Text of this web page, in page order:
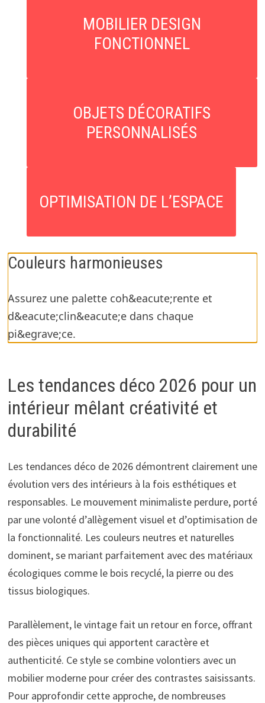
MOBILIER DESIGN
FONCTIONNEL
OBJETS DÉCORATIFS
PERSONNALISÉS
OPTIMISATION DE L’ESPACE
Couleurs harmonieuses
Assurez une palette coh&eacute;rente et
d&eacute;clin&eacute;e dans chaque
pi&egrave;ce.
Les tendances déco 2026 pour un
intérieur mêlant créativité et
durabilité
Les tendances déco de 2026 démontrent clairement une
évolution vers des intérieurs à la fois esthétiques et
responsables. Le mouvement minimaliste perdure, porté
par une volonté d’allègement visuel et d’optimisation de
la fonctionnalité. Les couleurs neutres et naturelles
dominent, se mariant parfaitement avec des matériaux
écologiques comme le bois recyclé, la pierre ou des
tissus biologiques.
Parallèlement, le vintage fait un retour en force, offrant
des pièces uniques qui apportent caractère et
authenticité. Ce style se combine volontiers avec un
mobilier moderne pour créer des contrastes saisissants.
Pour approfondir cette approche, de nombreuses